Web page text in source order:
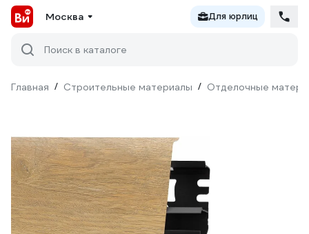
Москва Для юрлиц
Поиск в каталоге
Главная / Строительные материалы / Отделочные